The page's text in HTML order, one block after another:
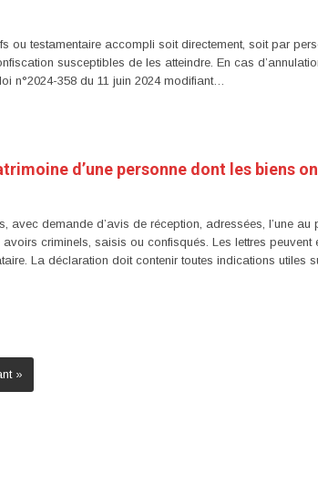
ou testamentaire accompli soit directement, soit par
susceptibles de les atteindre. En cas
n°2024-358 du 11 juin 2024 modifiant…
d’une personne dont les biens
avec demande d’avis de réception, adressées, l’une
criminels, saisis ou confisqués. Les lettres
La déclaration doit contenir toutes indications utiles
»